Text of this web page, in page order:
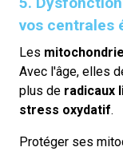
vos centrales
Les
Avec l'âge, elles
plus de radicaux
stress oxydatif.
Protéger ses